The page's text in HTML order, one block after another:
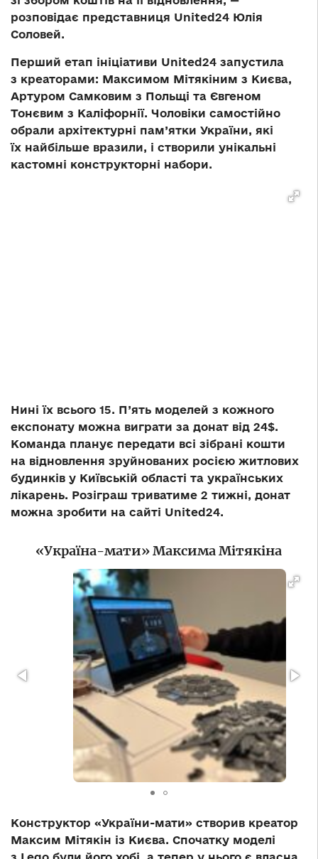
розповідає представниця United24 Юлія
Соловей.
Перший етап ініціативи United24 запустила
з креаторами: Максимом Мітякіним з Києва,
Артуром Самковим з Польщі та Євгеном
Тонєвим з Каліфорнії. Чоловіки самостійно
обрали архітектурні пам’ятки України, які
їх найбільше вразили, і створили унікальні
кастомні конструкторні набори.
Нині їх всього 15. П’ять моделей з кожного
експонату можна виграти за донат від 24$.
Команда планує передати всі зібрані кошти
на відновлення зруйнованих росією житлових
будинків у Київській області та українських
лікарень. Розіграш триватиме 2 тижні, донат
можна зробити на сайті United24.
«Україна-мати» Максима Мітякіна
Конструктор «України-мати» створив креатор
Максим Мітякін із Києва. Спочатку моделі